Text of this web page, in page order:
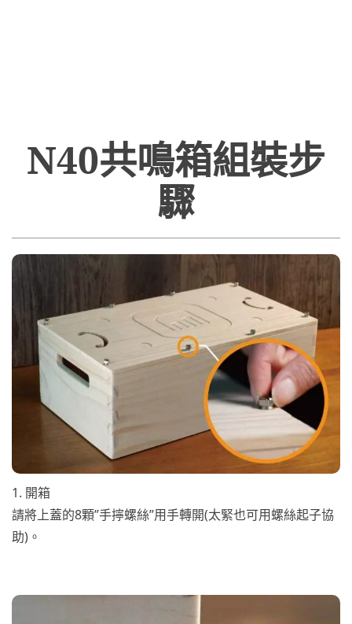
N40共鳴箱組裝步
驟
1. 開箱
請將上蓋的8顆”手擰螺絲”用手轉開(太緊也可用螺絲起子協
助)。